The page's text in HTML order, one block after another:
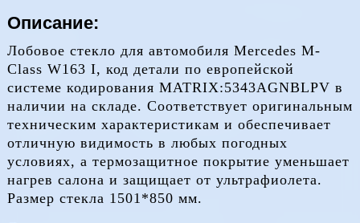
Описание:
Лобовое стекло для автомобиля Mercedes M-
Class W163 I, код детали по европейской
системе кодирования MATRIX:5343AGNBLPV в
наличии на складе. Соответствует оригинальным
техническим характеристикам и обеспечивает
отличную видимость в любых погодных
условиях, а термозащитное покрытие уменьшает
нагрев салона и защищает от ультрафиолета.
Размер стекла 1501*850 мм.